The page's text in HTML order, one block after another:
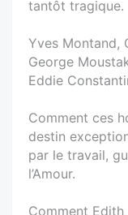
tantôt tragique.
Yves Montand,
George
Eddie
Comment ces
destin
par le travail,
l’Amour.
Comment